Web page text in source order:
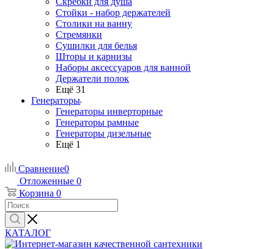
Стойки - набор держателей
Столики на ванну
Стремянки
Сушилки для белья
Шторы и карнизы
Наборы аксессуаров для ванной
Держатели полок
Ещё 31
Генераторы
Генераторы инверторные
Генераторы рамные
Генераторы дизельные
Ещё 1
Сравнение0
Отложенные 0
Корзина 0
КАТАЛОГ